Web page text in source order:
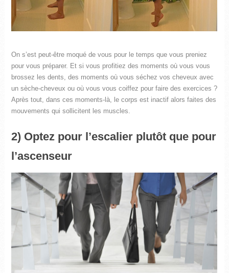
On s’est peut-être moqué de vous pour le temps que vous preniez
pour vous préparer. Et si vous profitiez des moments où vous vous
brossez les dents, des moments où vous séchez vos cheveux avec
un sèche-cheveux ou où vous vous coiffez pour faire des exercices ?
Après tout, dans ces moments-là, le corps est inactif alors faites des
mouvements qui sollicitent les muscles.
2) Optez pour l’escalier plutôt que pour
l’ascenseur